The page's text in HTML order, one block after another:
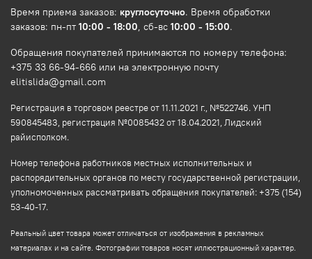
Время приема заказов: круглосуточно. Время обработки
заказов: пн-пт 10:00 - 18:00, сб-вс 10:00 - 15:00.
Обращения покупателей принимаются по номеру телефона:
+375 33 66-94-666 или на электронную почту
elitislida@gmail.com
Регистрация в торговом реестре от 11.11.2021 г., №522746. УНП
590845483, регистрация №0085432 от 18.04.2021, Лидский
райисполком.
Номер телефона работников местных исполнительных и
распорядительных органов по месту государственной регистрации,
уполномоченных рассматривать обращения покупателей: +375 (154)
53-40-17.
Реальный цвет товара может отличаться от изображения в рекламных
материалах и на сайте. Фотографии товаров носят иллюстрационный характер.